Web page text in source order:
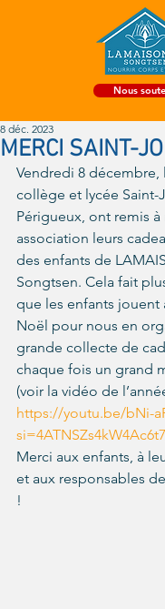
Nous
MERCI SAINT-
8 déc. 2023
Vendredi 8 décembre,
collège et lycée Saint-
Périgueux, ont remis à
association leurs
des enfants de
Songtsen. Cela fait
que les enfants jouent
Noël pour nous en
grande collecte de
chaque fois un grand
(voir la vidéo de
https://youtu.be/bNi-
si=4ATNSZs4kW4Ac6t7
Merci aux enfants, à
et aux responsables
!